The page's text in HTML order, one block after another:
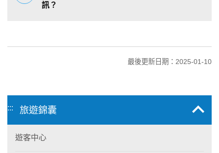
訊？
最後更新日期：2025-01-10
::: 旅遊錦囊
遊客中心